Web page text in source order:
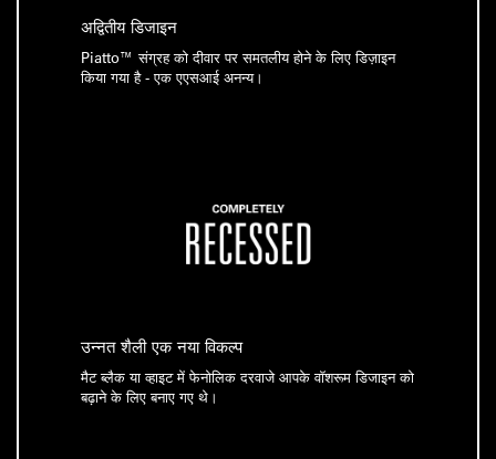
अद्वितीय डिजाइन
Piatto™ संग्रह को दीवार पर समतलीय होने के लिए डिज़ाइन
किया गया है - एक एएसआई अनन्य।
उन्नत शैली एक नया विकल्प
मैट ब्लैक या व्हाइट में फेनोलिक दरवाजे आपके वॉशरूम डिजाइन को
बढ़ाने के लिए बनाए गए थे।